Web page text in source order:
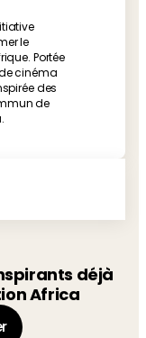
le
Portée
cinéma
des
de
déjà
Africa